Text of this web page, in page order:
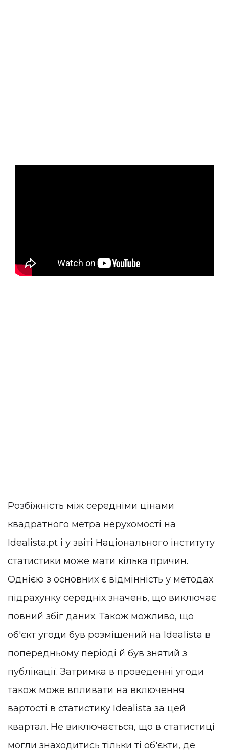
Розбіжність між середніми цінами
квадратного метра нерухомості на
Idealista.pt і у звіті Національного інституту
статистики може мати кілька причин.
Однією з основних є відмінність у методах
підрахунку середніх значень, що виключає
повний збіг даних. Також можливо, що
об'єкт угоди був розміщений на Idealista в
попередньому періоді й був знятий з
публікації. Затримка в проведенні угоди
також може впливати на включення
вартості в статистику Idealista за цей
квартал. Не виключається, що в статистиці
могли знаходитись тільки ті об'єкти, де